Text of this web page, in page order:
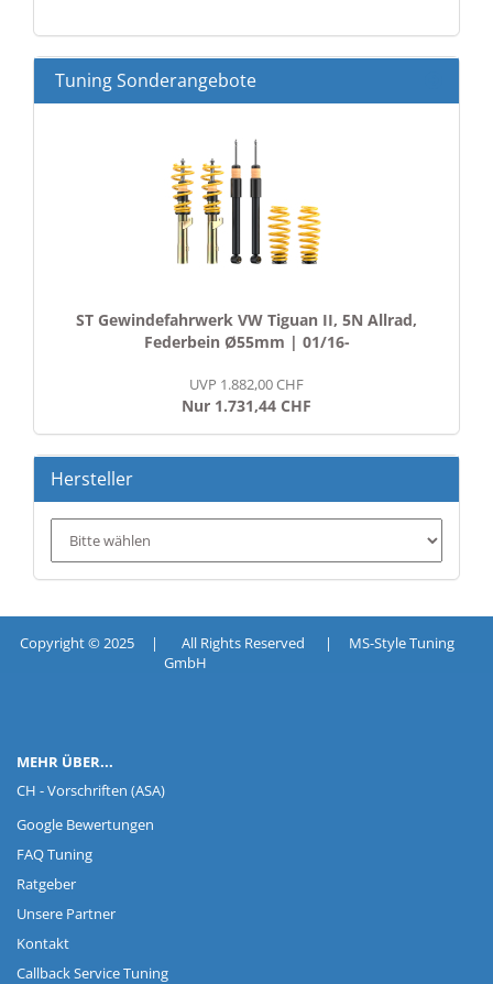
EIN.
Tuning Sonderangebote
ST Gewindefahrwerk VW Tiguan II, 5N Allrad,
Federbein Ø55mm | 01/16-
UVP 1.882,00 CHF
Nur 1.731,44 CHF
Hersteller
Copyright © 2025 | All Rights Reserved | MS-Style Tuning
GmbH
MEHR ÜBER...
CH - Vorschriften (ASA)
Google Bewertungen
FAQ Tuning
Ratgeber
Unsere Partner
Kontakt
Callback Service Tuning